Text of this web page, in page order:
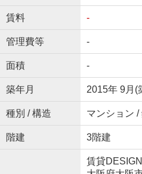
賃料 -
管理費等 -
面積 -
築年月 2015年 9月(
種別 / 構造 マンション /
階建 3階建
賃貸